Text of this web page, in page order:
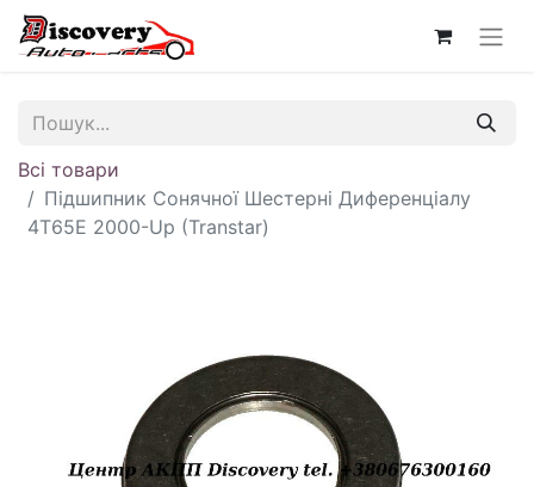
Всі товари
Підшипник Сонячної Шестерні Диференціалу
4T65E 2000-Up (Transtar)